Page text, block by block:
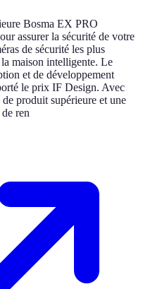
Bosma EX PRO
assurer la sécurité de votre
de sécurité les plus
maison intelligente. Le
et de développement
le prix IF Design. Avec
produit supérieure et une
ren